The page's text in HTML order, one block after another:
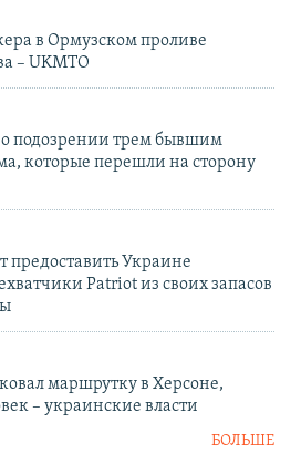
в Ормузском проливе
– UKMTO
подозрении трем бывшим
которые перешли на сторону
Украине
Patriot из своих запасов
маршрутку в Херсоне,
– украинские власти
БОЛЬШЕ